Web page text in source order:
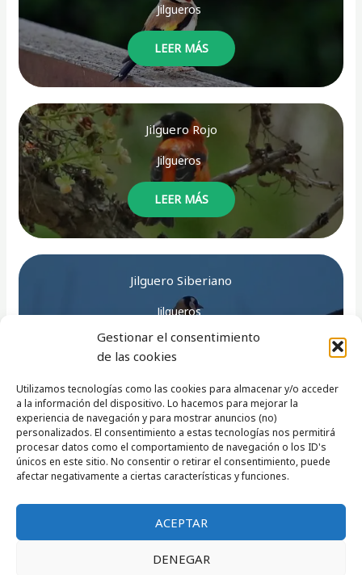
Gestionar el consentimiento
de las cookies
Utilizamos tecnologías como las cookies para almacenar y/o acceder
a la información del dispositivo. Lo hacemos para mejorar la
experiencia de navegación y para mostrar anuncios (no)
personalizados. El consentimiento a estas tecnologías nos permitirá
procesar datos como el comportamiento de navegación o los ID's
únicos en este sitio. No consentir o retirar el consentimiento, puede
afectar negativamente a ciertas características y funciones.
ACEPTAR
DENEGAR
Jilgueros
LEER MÁS
Jilguero Rojo
Jilgueros
LEER MÁS
Jilguero Siberiano
Jilgueros
LEER MÁS
←Entrada anterior Entrada siguiente
Copyright © 2026 Mundo Jilguero
Aviso Legal